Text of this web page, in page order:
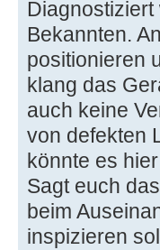
Bekannten.
positionieren
klang das
auch keine
von defekten
könnte es
Sagt euch
beim
inspizieren